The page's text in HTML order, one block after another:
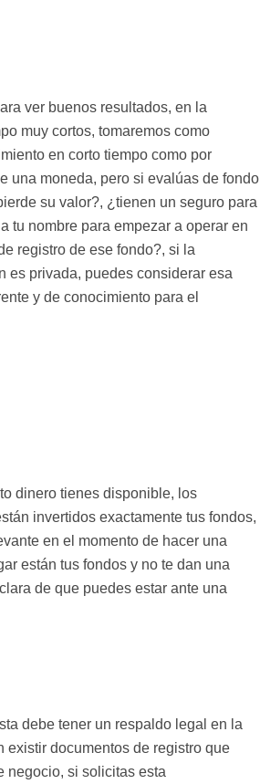
ver buenos resultados, en la
muy cortos, tomaremos como
en corto tiempo como por
una moneda, pero si evalúas de fondo
su valor?, ¿tienen un seguro para
tu nombre para empezar a operar en
registro de ese fondo?, si la
es privada, puedes considerar esa
y de conocimiento para el
dinero tienes disponible, los
invertidos exactamente tus fondos,
en el momento de hacer una
están tus fondos y no te dan una
de que puedes estar ante una
debe tener un respaldo legal en la
existir documentos de registro que
negocio, si solicitas esta